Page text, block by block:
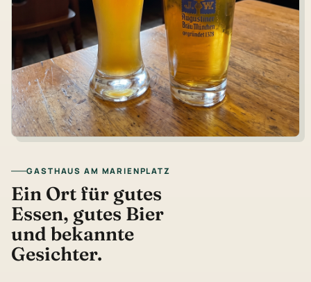
GASTHAUS AM MARIENPLATZ
Ein Ort für gutes
Essen, gutes Bier
und bekannte
Gesichter.